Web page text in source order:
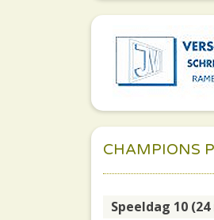
CHAMPIONS
Speeldag 10